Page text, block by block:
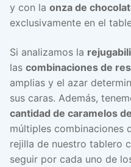
y con la onza de
exclusivamente en el
Si analizamos la
las combinaciones de
amplias y el azar
sus caras. Además,
cantidad de caramelos de
múltiples combinaciones
rejilla de nuestro tablero
seguir por cada uno de